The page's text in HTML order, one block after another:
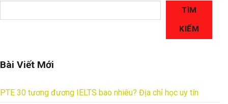
TÌM
KIẾM
Bài Viết Mới
PTE 30 tương đương IELTS bao nhiêu? Địa chỉ học uy tín